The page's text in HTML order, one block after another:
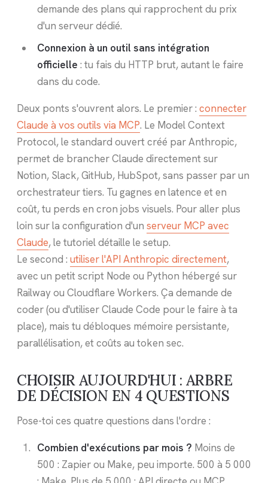
demande des plans qui rapprochent du prix
d'un serveur dédié.
Connexion à un outil sans intégration
officielle : tu fais du HTTP brut, autant le faire
dans du code.
Deux ponts s'ouvrent alors. Le premier : connecter
Claude à vos outils via MCP. Le Model Context
Protocol, le standard ouvert créé par Anthropic,
permet de brancher Claude directement sur
Notion, Slack, GitHub, HubSpot, sans passer par un
orchestrateur tiers. Tu gagnes en latence et en
coût, tu perds en cron jobs visuels. Pour aller plus
loin sur la configuration d'un serveur MCP avec
Claude, le tutoriel détaille le setup.
Le second : utiliser l'API Anthropic directement,
avec un petit script Node ou Python hébergé sur
Railway ou Cloudflare Workers. Ça demande de
coder (ou d'utiliser Claude Code pour le faire à ta
place), mais tu débloques mémoire persistante,
parallélisation, et coûts au token sec.
CHOISIR AUJOURD'HUI : ARBRE
DE DÉCISION EN 4 QUESTIONS
Pose-toi ces quatre questions dans l'ordre :
Combien d'exécutions par mois ? Moins de
500 : Zapier ou Make, peu importe. 500 à 5 000